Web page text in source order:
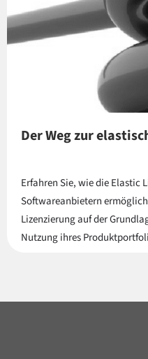
Der Weg zur
Erfahren Sie, wie die Elastic
Softwareanbietern
Lizenzierung auf der
Nutzung ihres